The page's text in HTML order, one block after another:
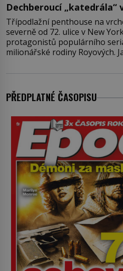
Dechberoucí „katedrála“
Třípodlažní penthouse na
severně od 72. ulice v New
protagonistů populárního
milionářské rodiny Royových.
jenom jednou z nemovitostí
PŘEDPLATNÉ ČASOPISU